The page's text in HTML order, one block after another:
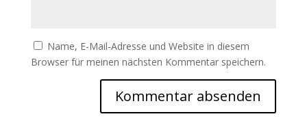
Name, E-Mail-Adresse und Website in diesem
Browser für meinen nächsten Kommentar speichern.